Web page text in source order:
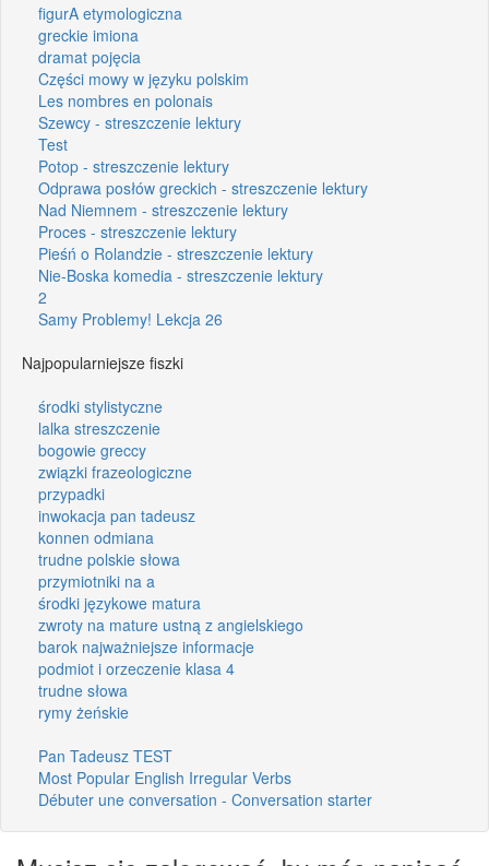
figurA etymologiczna
greckie imiona
dramat pojęcia
Części mowy w języku polskim
Les nombres en polonais
Szewcy - streszczenie lektury
Test
Potop - streszczenie lektury
Odprawa posłów greckich - streszczenie lektury
Nad Niemnem - streszczenie lektury
Proces - streszczenie lektury
Pieśń o Rolandzie - streszczenie lektury
Nie-Boska komedia - streszczenie lektury
2
Samy Problemy! Lekcja 26
Najpopularniejsze fiszki
środki stylistyczne
lalka streszczenie
bogowie greccy
związki frazeologiczne
przypadki
inwokacja pan tadeusz
konnen odmiana
trudne polskie słowa
przymiotniki na a
środki językowe matura
zwroty na mature ustną z angielskiego
barok najważniejsze informacje
podmiot i orzeczenie klasa 4
trudne słowa
rymy żeńskie
Pan Tadeusz TEST
Most Popular English Irregular Verbs
Débuter une conversation - Conversation starter